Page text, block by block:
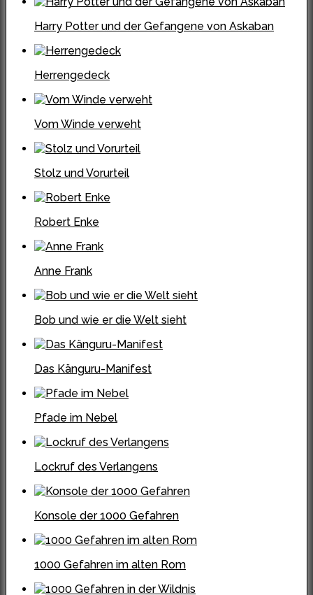
Harry Potter und der Gefangene von Askaban
Herrengedeck
Vom Winde verweht
Stolz und Vorurteil
Robert Enke
Anne Frank
Bob und wie er die Welt sieht
Das Känguru-Manifest
Pfade im Nebel
Lockruf des Verlangens
Konsole der 1000 Gefahren
1000 Gefahren im alten Rom